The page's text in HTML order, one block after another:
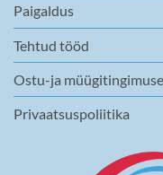
Paigaldus
Tehtud tööd
Ostu-ja
Privaatsuspoliitika